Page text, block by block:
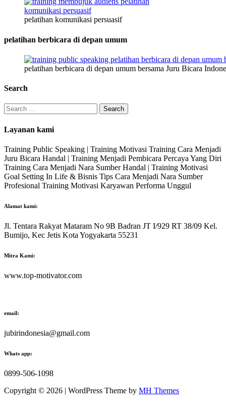
pelatihan komunikasi persuasif
pelatihan berbicara di depan umum
pelatihan berbicara di depan umum bersama Juru Bicara
Search
Search
for:
Layanan kami
Training Public Speaking | Training Motivasi Training Cara Menjadi
Juru Bicara Handal | Training Menjadi Pembicara Percaya Yang Diri
Training Cara Menjadi Nara Sumber Handal | Training Motivasi
Goal Setting In Life & Bisnis Tips Cara Menjadi Nara Sumber
Profesional Training Motivasi Karyawan Performa Unggul
Alamat kami:
Jl. Tentara Rakyat Mataram No 9B Badran JT I/929 RT 38/09 Kel.
Bumijo, Kec Jetis Kota Yogyakarta 55231
Mitra Kami:
www.top-motivator.com
email:
jubirindonesia@gmail.com
Whats app:
0899-506-1098
Copyright © 2026 | WordPress Theme by MH Themes